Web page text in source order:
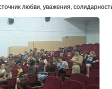
любви, уважения,